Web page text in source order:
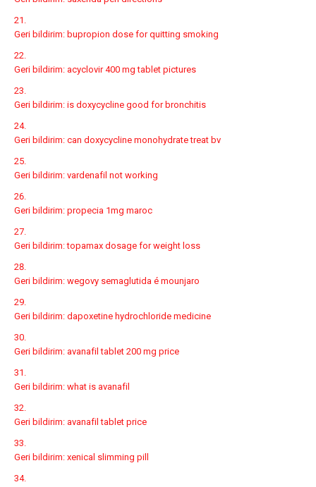
Geri bildirim: bupropion dose for quitting smoking
Geri bildirim: acyclovir 400 mg tablet pictures
Geri bildirim: is doxycycline good for bronchitis
Geri bildirim: can doxycycline monohydrate treat bv
Geri bildirim: vardenafil not working
Geri bildirim: propecia 1mg maroc
Geri bildirim:topamax dosage for weight loss
Geri bildirim: wegovy semaglutida é mounjaro
Geri bildirim: dapoxetine hydrochloride medicine
Geri bildirim: avanafil tablet 200 mg price
Geri bildirim: what is avanafil
Geri bildirim: avanafil tablet price
Geri bildirim: xenical slimming pill